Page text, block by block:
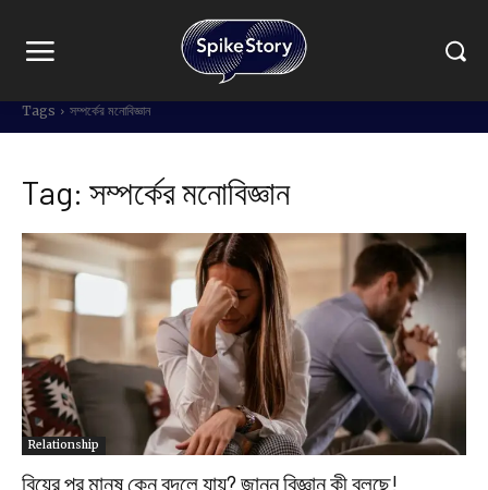
Tags সম্পর্কের মনোবিজ্ঞান
Tag: সম্পর্কের মনোবিজ্ঞান
Relationship
বিয়ের পর মানুষ কেন বদলে যায়? জানুন বিজ্ঞান কী বলছে!